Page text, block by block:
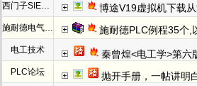
西门子SIEMENS 博途V19虚拟机下载
施耐德电气PLC 施耐德PLC例程35个,
电工技术 秦曾煌<电工学>第六
PLC论坛 抛开手册，一帖讲明白欧姆龙NC